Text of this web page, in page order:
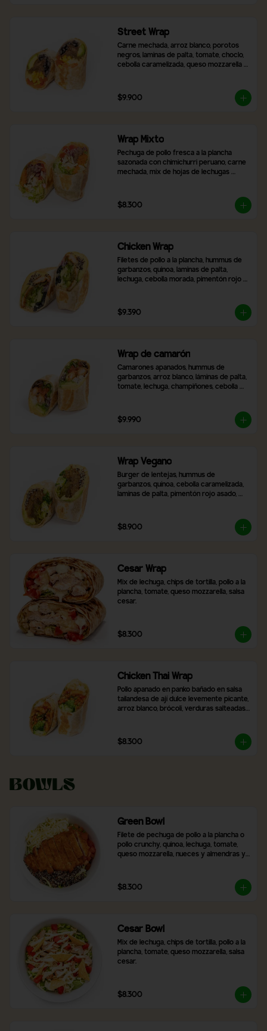
Street Wrap
Carne mechada, arroz blanco, porotos
negros, laminas de palta, tomate, choclo,
cebolla caramelizada, queso mozzarella y
$9.900
Wrap Mixto
Pechuga de pollo fresca a la plancha
sazonada con chimichurri peruano, carne
mechada, mix de hojas de lechugas
elección.
$8.300
Chicken Wrap
Filetes de pollo a la plancha, hummus de
garbanzos, quinoa, laminas de palta,
lechuga, cebolla morada, pimentón rojo
$9.390
Wrap de camarón
Camarones apanados, hummus de
garbanzos, arroz blanco, láminas de palta,
tomate, lechuga, champiñones, cebolla
$9.990
Wrap Vegano
Burger de lentejas, hummus de
garbanzos, quínoa, cebolla caramelizada,
laminas de palta, pimentón rojo asado,
$8.900
Cesar Wrap
Mix de lechuga, chips de tortilla, pollo a la
plancha, tomate, queso mozzarella, salsa
cesar.
$8.300
Chicken Thai Wrap
Pollo apanado en panko bañado en salsa
tailandesa de ají dulce levemente picante,
arroz blanco, brócoli, verduras salteadas
$8.300
Bowls
Green Bowl
Filete de pechuga de pollo a la plancha o
pollo crunchy, quinoa, lechuga, tomate,
queso mozzarella, nueces y almendras y
$8.300
Cesar Bowl
Mix de lechuga, chips de tortilla, pollo a la
plancha, tomate, queso mozzarella, salsa
cesar.
$8.300